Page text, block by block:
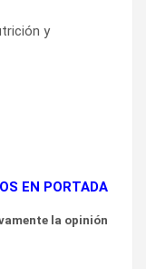
y
EN PORTADA
la opinión